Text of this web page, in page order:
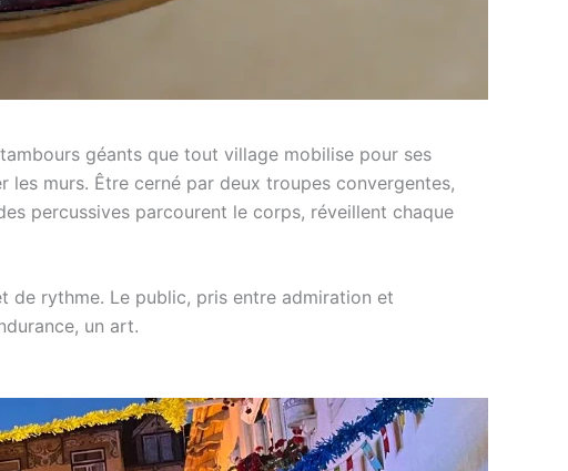
géants que tout village mobilise pour ses
murs. Être cerné par deux troupes convergentes,
percussives parcourent le corps, réveillent chaque
de rythme. Le public, pris entre admiration et
un art.